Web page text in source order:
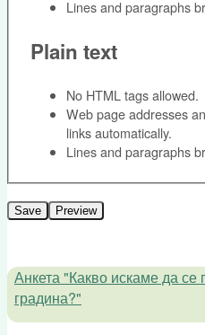
Lines and paragraphs
Plain text
No HTML tags allowed.
Web page addresses
links automatically.
Lines and paragraphs
Анкета "Какво искаме да
градина?"